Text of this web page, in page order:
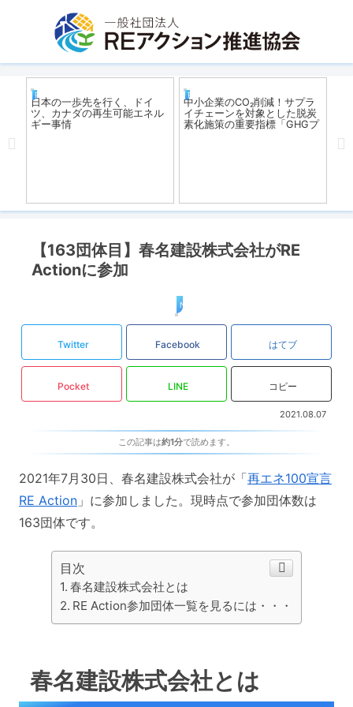
REアクション
日本の一歩先を行く、ドイ
ツ、カナダの再生可能エネル
ギー事情
REアクション
中小企業のCO₂削減！サプラ
イチェーンを対象とした脱炭
素化施策の重要指標「GHGプ
【163団体目】春名建設株式会社がRE
Actionに参加
News
Twitter Facebook はてブ
Pocket LINE コピー
2021.08.07
この記事は約1分で読めます。
2021年7月30日、春名建設株式会社が「再エネ100宣言
RE Action 」に参加しました。現時点で参加団体数は
163団体です。
目次
春名建設株式会社とは
RE Action参加団体一覧を見るには・・・
春名建設株式会社とは